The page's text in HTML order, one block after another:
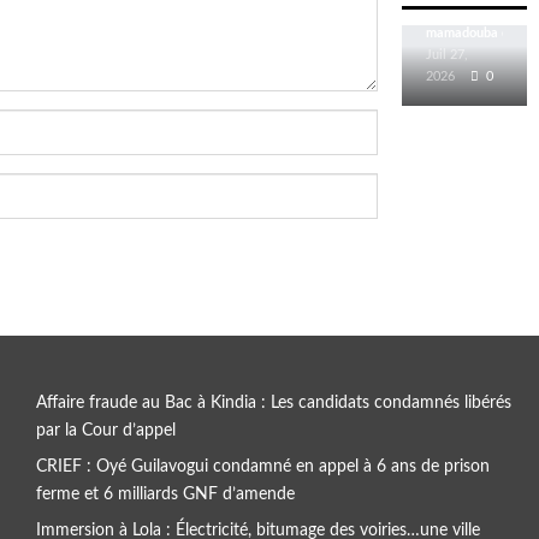
à Kindia…
Juil 27,
2026
0
Affaire fraude au Bac à Kindia : Les candidats condamnés libérés
par la Cour d’appel
CRIEF : Oyé Guilavogui condamné en appel à 6 ans de prison
ferme et 6 milliards GNF d’amende
Immersion à Lola : Électricité, bitumage des voiries…une ville